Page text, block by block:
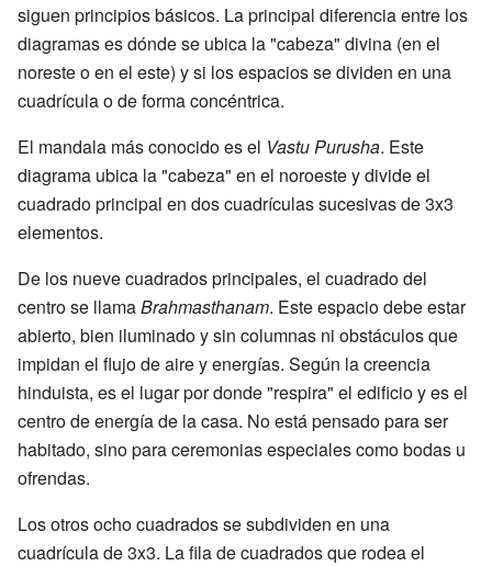
siguen principios básicos. La principal diferencia entre los
diagramas es dónde se ubica la "cabeza" divina (en el
noreste o en el este) y si los espacios se dividen en una
cuadrícula o de forma concéntrica.
El mandala más conocido es el Vastu Purusha. Este
diagrama ubica la "cabeza" en el noroeste y divide el
cuadrado principal en dos cuadrículas sucesivas de 3x3
elementos.
De los nueve cuadrados principales, el cuadrado del
centro se llamaBrahmasthanam. Este espacio debe estar
abierto, bien iluminado y sin columnas ni obstáculos que
impidan el flujo de aire y energías. Según la creencia
hinduista, es el lugar por donde "respira" el edificio y es el
centro de energía de la casa. No está pensado para ser
habitado, sino para ceremonias especiales como bodas u
ofrendas.
Los otros ocho cuadrados se subdividen en una
cuadrícula de 3x3. La fila de cuadrados que rodea el